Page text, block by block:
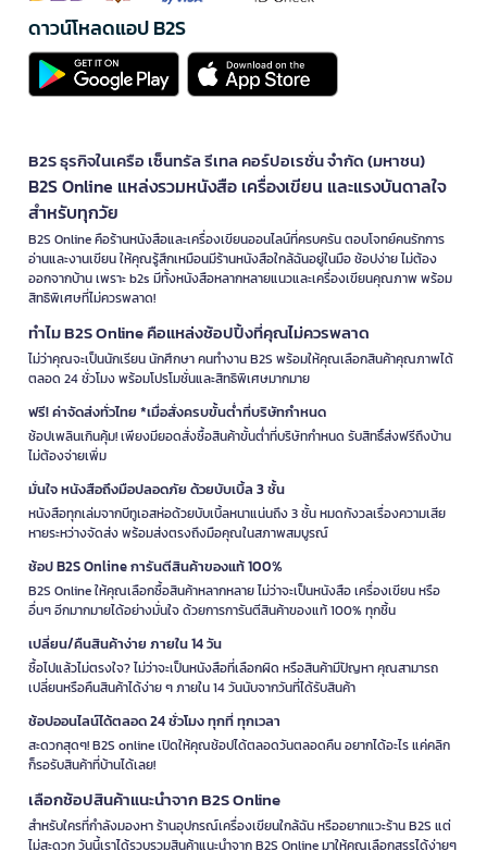
ดาวน์โหลดแอป B2S
B2S ธุรกิจในเครือ เซ็นทรัล รีเทล คอร์ปอเรชั่น จำกัด (มหาชน)
B2S Online แหล่งรวมหนังสือ เครื่องเขียน และแรงบันดาลใจ
สำหรับทุกวัย
B2S Online คือร้านหนังสือและเครื่องเขียนออนไลน์ที่ครบครัน ตอบโจทย์คนรักการ
อ่านและงานเขียน ให้คุณรู้สึกเหมือนมีร้านหนังสือใกล้ฉันอยู่ในมือ ช้อปง่าย ไม่ต้อง
ออกจากบ้าน เพราะ b2s มีทั้งหนังสือหลากหลายแนวและเครื่องเขียนคุณภาพ พร้อม
สิทธิพิเศษที่ไม่ควรพลาด!
ทำไม B2S Online คือแหล่งช้อปปิ้งที่คุณไม่ควรพลาด
ไม่ว่าคุณจะเป็นนักเรียน นักศึกษา คนทำงาน B2S พร้อมให้คุณเลือกสินค้าคุณภาพได้
ตลอด 24 ชั่วโมง พร้อมโปรโมชั่นและสิทธิพิเศษมากมาย
ฟรี! ค่าจัดส่งทั่วไทย *เมื่อสั่งครบขั้นต่ำที่บริษัทกำหนด
ช้อปเพลินเกินคุ้ม! เพียงมียอดสั่งซื้อสินค้าขั้นต่ำที่บริษัทกำหนด รับสิทธิ์ส่งฟรีถึงบ้าน
ไม่ต้องจ่ายเพิ่ม
มั่นใจ หนังสือถึงมือปลอดภัย ด้วยบับเบิ้ล 3 ชั้น
หนังสือทุกเล่มจากบีทูเอสห่อด้วยบับเบิ้ลหนาแน่นถึง 3 ชั้น หมดกังวลเรื่องความเสีย
หายระหว่างจัดส่ง พร้อมส่งตรงถึงมือคุณในสภาพสมบูรณ์
ช้อป B2S Online การันตีสินค้าของแท้ 100%
B2S Online ให้คุณเลือกซื้อสินค้าหลากหลาย ไม่ว่าจะเป็นหนังสือ เครื่องเขียน หรือ
อื่นๆ อีกมากมายได้อย่างมั่นใจ ด้วยการการันตีสินค้าของแท้ 100% ทุกชิ้น
เปลี่ยน/คืนสินค้าง่าย ภายใน 14 วัน
ซื้อไปแล้วไม่ตรงใจ? ไม่ว่าจะเป็นหนังสือที่เลือกผิด หรือสินค้ามีปัญหา คุณสามารถ
เปลี่ยนหรือคืนสินค้าได้ง่าย ๆ ภายใน 14 วันนับจากวันที่ได้รับสินค้า
ช้อปออนไลน์ได้ตลอด 24 ชั่วโมง ทุกที่ ทุกเวลา
สะดวกสุดๆ! B2S online เปิดให้คุณช้อปได้ตลอดวันตลอดคืน อยากได้อะไร แค่คลิก
ก็รอรับสินค้าที่บ้านได้เลย!
เลือกช้อปสินค้าแนะนำจาก B2S Online
สำหรับใครที่กำลังมองหา ร้านอุปกรณ์เครื่องเขียนใกล้ฉัน หรืออยากแวะร้าน B2S แต่
ไม่สะดวก วันนี้เราได้รวบรวมสินค้าแนะนำจาก B2S Online มาให้คุณเลือกสรรได้ง่ายๆ